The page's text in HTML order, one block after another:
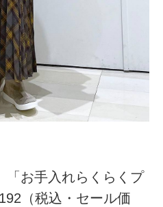
「お手入れらくらくプ
（税込・セール価